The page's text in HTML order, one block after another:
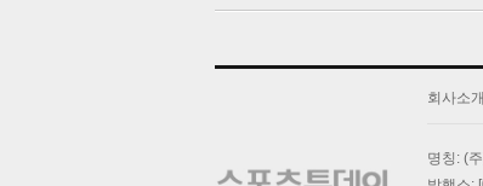
회사소개
명칭: (